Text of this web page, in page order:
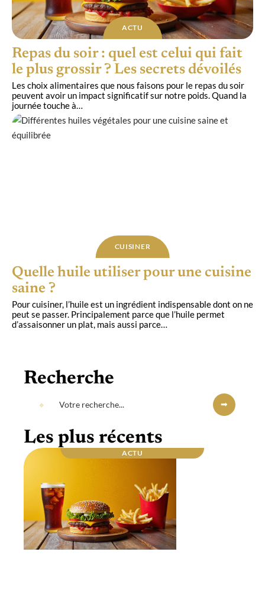
ACTU
Repas du soir : quel est celui qui fait
le plus grossir ? Les secrets dévoilés
Les choix alimentaires que nous faisons pour le repas du soir
peuvent avoir un impact significatif sur notre poids. Quand la
journée touche à…
CUISINER
Quelle huile utiliser pour une cuisine
saine ?
Pour cuisiner, l’huile est un ingrédient indispensable dont on ne
peut se passer. Principalement parce que l’huile permet
d’assaisonner un plat, mais aussi parce…
Recherche
Les plus récents
ACTU